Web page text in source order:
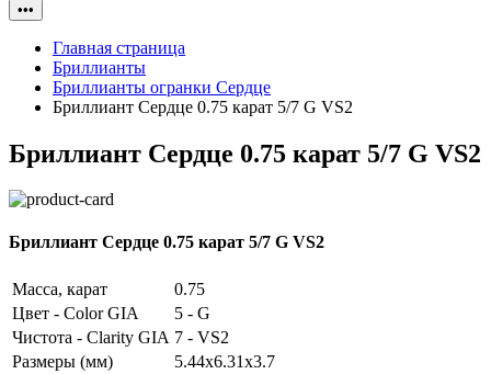
•••
Главная страница
Бриллианты
Бриллианты огранки Сердце
Бриллиант Сердце 0.75 карат 5/7 G VS2
Бриллиант Сердце 0.75 карат 5/7 G VS2
Бриллиант Сердце 0.75 карат 5/7 G VS2
Масса, карат
0.75
Цвет - Color GIA
5 - G
Чистота - Clarity GIA 7 - VS2
Размеры (мм)
5.44x6.31x3.7